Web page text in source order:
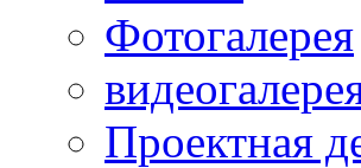
Фотогалерея
Проектная